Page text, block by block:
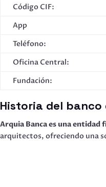
Código CIF:
App
Teléfono:
Oficina Central:
Fundación:
Historia del
Arquia Banca es una entidad
arquitectos, ofreciendo una